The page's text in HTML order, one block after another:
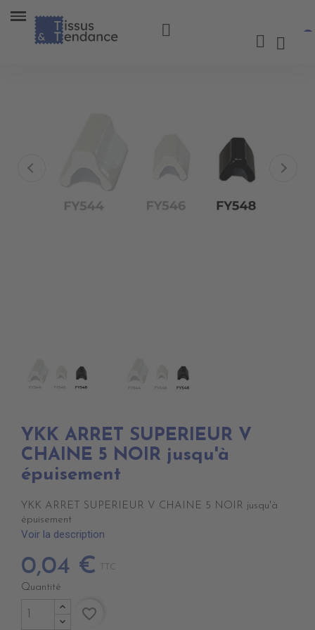
YKK ARRET SUPERIEUR V
CHAINE 5 NOIR jusqu'à
épuisement
YKK ARRET SUPERIEUR V CHAINE 5 NOIR jusqu'à
épuisement
Voir la description
0,04 € TTC
Quantité
favorite_border